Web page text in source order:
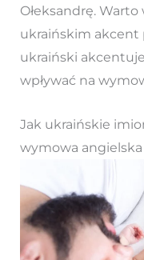
Ołeksandrę.
ukraińskim akcent
ukraiński
wpływać na
Jak ukraińskie
wymowa